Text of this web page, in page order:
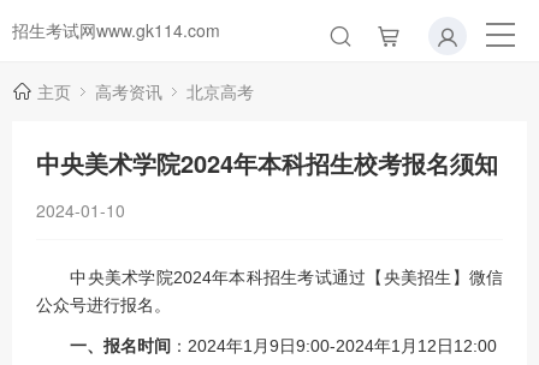
招生考试网www.gk114.com
主页 高考资讯 北京高考
中央美术学院2024年本科招生校考报名须知
2024-01-10
中央美术学院2024年本科招生考试通过【央美招生】微信
公众号进行报名。
一、报名时间 ：2024年1月9日9:00-2024年1月12日12:00